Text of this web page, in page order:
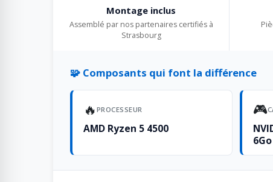
Montage inclus
Assemblé par nos partenaires certifiés à
Strasbourg
🧩 Composants qui font la différence
🔥 PROCESSEUR
AMD Ryzen 5 4500
🎮
6Go